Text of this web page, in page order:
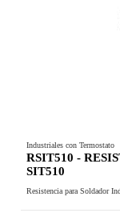
Industriales con Termostato
RSIT510 -
SIT510
Resistencia para Soldador